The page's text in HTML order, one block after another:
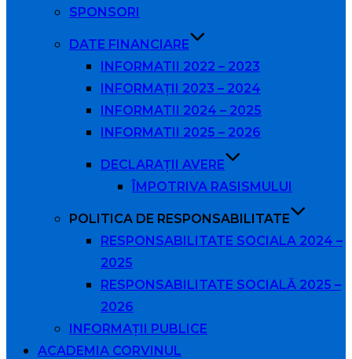
SPONSORI
DATE FINANCIARE
INFORMATII 2022 – 2023
INFORMAȚII 2023 – 2024
INFORMATII 2024 – 2025
INFORMATII 2025 – 2026
DECLARAȚII AVERE
ÎMPOTRIVA RASISMULUI
POLITICA DE RESPONSABILITATE
RESPONSABILITATE SOCIALA 2024 –
2025
RESPONSABILITATE SOCIALĂ 2025 –
2026
INFORMAȚII PUBLICE
ACADEMIA CORVINUL